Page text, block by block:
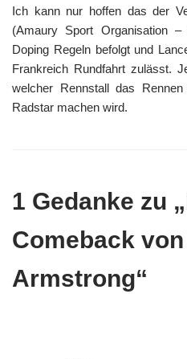
Ich kann nur hoffen das der
(Amaury Sport Organisation
Doping Regeln befolgt und
Frankreich Rundfahrt zulässt.
welcher Rennstall das
Radstar machen wird.
1 Gedanke zu
Comeback
Armstrong“